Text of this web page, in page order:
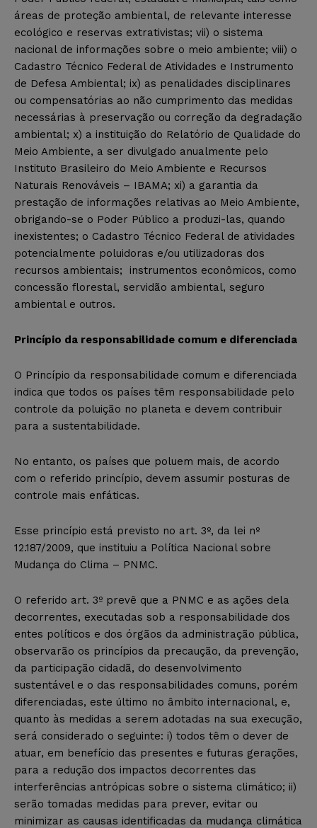
áreas de proteção ambiental, de relevante interesse
ecológico e reservas extrativistas; vii) o sistema
nacional de informações sobre o meio ambiente; viii) o
Cadastro Técnico Federal de Atividades e Instrumento
de Defesa Ambiental; ix) as penalidades disciplinares
ou compensatórias ao não cumprimento das medidas
necessárias à preservação ou correção da degradação
ambiental; x) a instituição do Relatório de Qualidade do
Meio Ambiente, a ser divulgado anualmente pelo
Instituto Brasileiro do Meio Ambiente e Recursos
Naturais Renováveis – IBAMA; xi) a garantia da
prestação de informações relativas ao Meio Ambiente,
obrigando-se o Poder Público a produzi-las, quando
inexistentes; o Cadastro Técnico Federal de atividades
potencialmente poluidoras e/ou utilizadoras dos
recursos ambientais; instrumentos econômicos, como
concessão florestal, servidão ambiental, seguro
ambiental e outros.
Princípio da responsabilidade comum e diferenciada
O Princípio da responsabilidade comum e diferenciada
indica que todos os países têm responsabilidade pelo
controle da poluição no planeta e devem contribuir
para a sustentabilidade.
No entanto, os países que poluem mais, de acordo
com o referido princípio, devem assumir posturas de
controle mais enfáticas.
Esse princípio está previsto no art. 3º, da lei nº
12.187/2009, que instituiu a Política Nacional sobre
Mudança do Clima – PNMC.
O referido art. 3º prevê que a PNMC e as ações dela
decorrentes, executadas sob a responsabilidade dos
entes políticos e dos órgãos da administração pública,
observarão os princípios da precaução, da prevenção,
da participação cidadã, do desenvolvimento
sustentável e o das responsabilidades comuns, porém
diferenciadas, este último no âmbito internacional, e,
quanto às medidas a serem adotadas na sua execução,
será considerado o seguinte: i) todos têm o dever de
atuar, em benefício das presentes e futuras gerações,
para a redução dos impactos decorrentes das
interferências antrópicas sobre o sistema climático; ii)
serão tomadas medidas para prever, evitar ou
minimizar as causas identificadas da mudança climática